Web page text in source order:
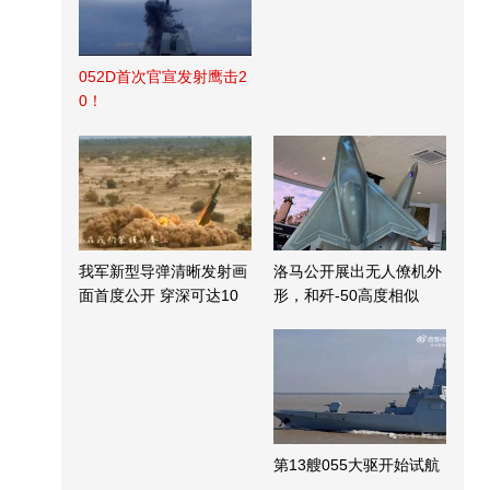
052D首次官宣发射鹰击2
0！
我军新型导弹清晰发射画
面首度公开 穿深可达10
洛马公开展出无人僚机外
形，和歼-50高度相似
第13艘055大驱开始试航